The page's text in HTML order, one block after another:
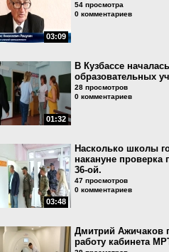
03:09
54 просмотра
0 комментариев
01:32
В Кузбассе
образовательных
28 просмотров
0 комментариев
03:48
Насколько школы
накануне проверка
36-ой.
47 просмотров
0 комментариев
Дмитрий Ажичаков
работу кабинета